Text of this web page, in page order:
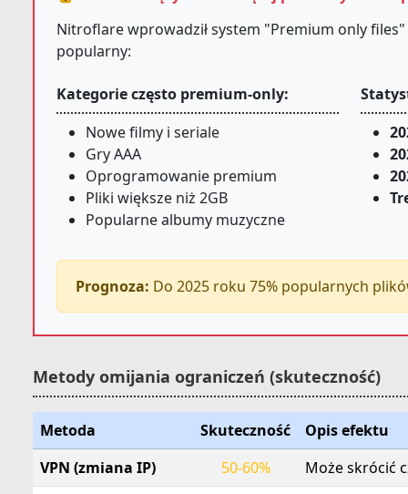
Nitroflare wprowadził system "Premium only
popularny:
Kategorie często premium-only:
Nowe filmy i seriale
Gry AAA
Oprogramowanie premium
Pliki większe niż 2GB
Popularne albumy muzyczne
Prognoza: Do 2025 roku 75% popularnych
Metody omijania ograniczeń (skuteczność)
Metoda Skuteczność
Opis efektu
VPN (zmiana IP)
50-60%
Może skrócić